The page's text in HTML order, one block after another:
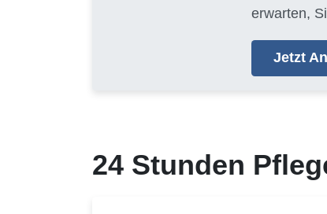
erwarten,
Jetzt
24 Stunden